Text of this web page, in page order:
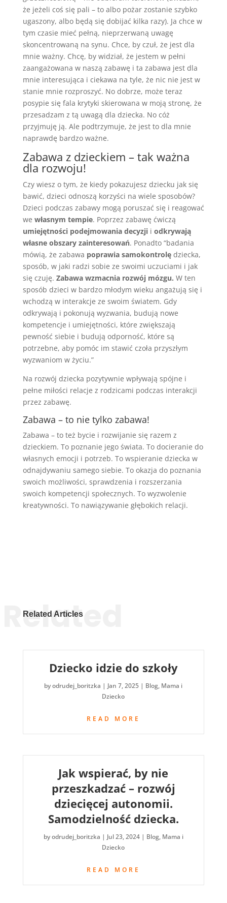
że jeżeli coś się pali – to albo pożar zostanie szybko
ugaszony, albo będą się dobijać kilka razy). Ja chce w
tym czasie mieć pełną, nieprzerwaną uwagę
skoncentrowaną na synu. Chce, by czuł, że jest dla
mnie ważny. Chcę, by widział, że jestem w pełni
zaangażowana w naszą zabawę i ta zabawa jest dla
mnie interesująca i ciekawa na tyle, że nic nie jest w
stanie mnie rozproszyć. No dobrze, może teraz
posypie się fala krytyki skierowana w moją stronę, że
przesadzam z tą uwagą dla dziecka. No cóż
przyjmuję ją. Ale podtrzymuje, że jest to dla mnie
naprawdę bardzo ważne.
Zabawa z dzieckiem – tak ważna
dla rozwoju!
Czy wiesz o tym, że kiedy pokazujesz dziecku jak się
bawić, dzieci odnoszą korzyści na wiele sposobów?
Dzieci podczas zabawy mogą poruszać się i reagować
we własnym tempie. Poprzez zabawę ćwiczą
umiejętności podejmowania decyzjii odkrywają
własne obszary zainteresowań. Ponadto “badania
mówią, że zabawa poprawia samokontrolędziecka,
sposób, w jaki radzi sobie ze swoimi uczuciami i jak
się czuję. Zabawa wzmacnia rozwój mózgu. W ten
sposób dzieci w bardzo młodym wieku angażują się i
wchodzą w interakcje ze swoim światem. Gdy
odkrywają i pokonują wyzwania, budują nowe
kompetencje i umiejętności, które zwiększają
pewność siebie i budują odporność, które są
potrzebne, aby pomóc im stawić czoła przyszłym
wyzwaniom w życiu.”
Na rozwój dziecka pozytywnie wpływają spójne i
pełne miłości relacje z rodzicami podczas interakcji
przez zabawę.
Zabawa – to nie tylko zabawa!
Zabawa – to też bycie i rozwijanie się razem z
dzieckiem. To poznanie jego świata. To docieranie do
własnych emocji i potrzeb. To wspieranie dziecka w
odnajdywaniu samego siebie. To okazja do poznania
swoich możliwości, sprawdzenia i rozszerzania
swoich kompetencji społecznych. To wyzwolenie
kreatywności. To nawiązywanie głębokich relacji.
Related Articles
Related
Dziecko idzie do szkoły
byodrudej_boritzka | Jan 7, 2025 | Blog, Mama i
Dziecko
READ MORE
Jak wspierać, by nie
przeszkadzać – rozwój
dziecięcej autonomii.
Samodzielność dziecka.
byodrudej_boritzka | Jul 23, 2024| Blog, Mama i
Dziecko
READ MORE